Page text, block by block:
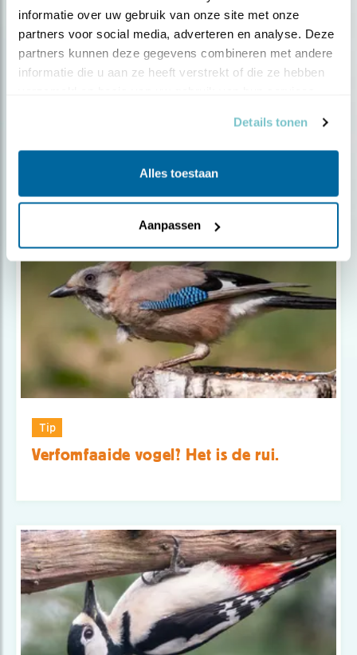
informatie over uw gebruik van onze site met onze
partners voor social media, adverteren en analyse. Deze
partners kunnen deze gegevens combineren met andere
informatie die u aan ze heeft verstrekt of die ze hebben
Details tonen
Alles toestaan
Aanpassen
Nieuws
Populair
Tip
Verfomfaaide vogel? Het is de rui.